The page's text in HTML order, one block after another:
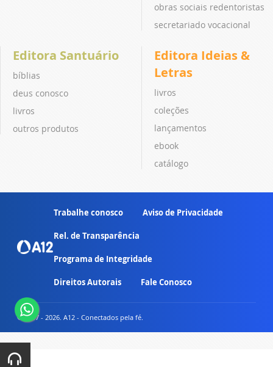
obras sociais redentoristas
secretariado vocacional
Editora Santuário
bíblias
deus conosco
livros
outros produtos
Editora Ideias &
Letras
livros
coleções
lançamentos
ebook
catálogo
Trabalhe conosco Aviso de Privacidade
Rel. de Transparência
Programa de Integridade
Direitos Autorais Fale Conosco
© 2007 - 2026. A12 - Conectados pela fé.